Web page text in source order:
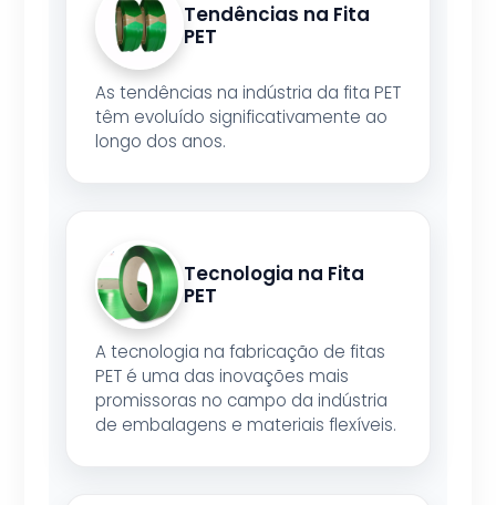
Tendências na Fita
PET
As tendências na indústria da fita PET
têm evoluído significativamente ao
longo dos anos.
Tecnologia na Fita
PET
A tecnologia na fabricação de fitas
PET é uma das inovações mais
promissoras no campo da indústria
de embalagens e materiais flexíveis.